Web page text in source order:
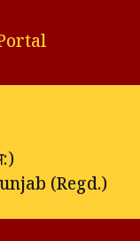
)
(Regd.)